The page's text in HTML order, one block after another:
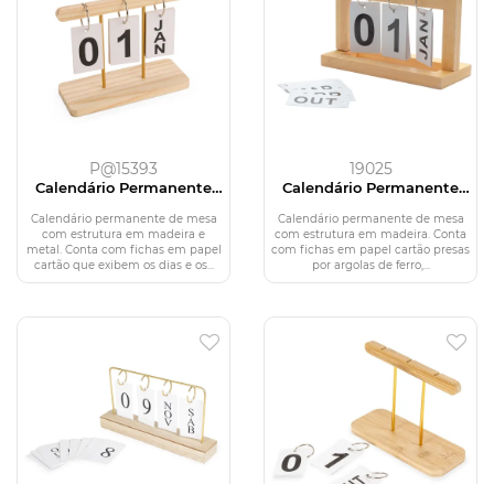
P@15393
Calendário Permanente
Calendário permanente de mesa
com estrutura em madeira e
metal. Conta com fichas em papel
cartão que exibem os dias e os...
19025
Calendário Permanente
Calendário permanente de mesa
com estrutura em madeira. Conta
com fichas em papel cartão presas
por argolas de ferro,...